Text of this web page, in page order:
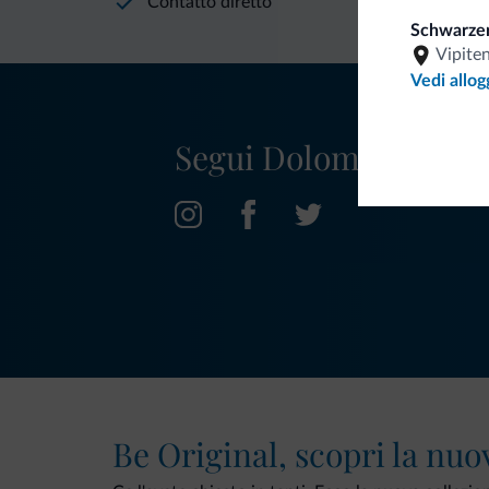
Vedi
Segui Dolomiti.it
Be Original, scopri la